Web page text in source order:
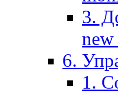
3.
6.
1.